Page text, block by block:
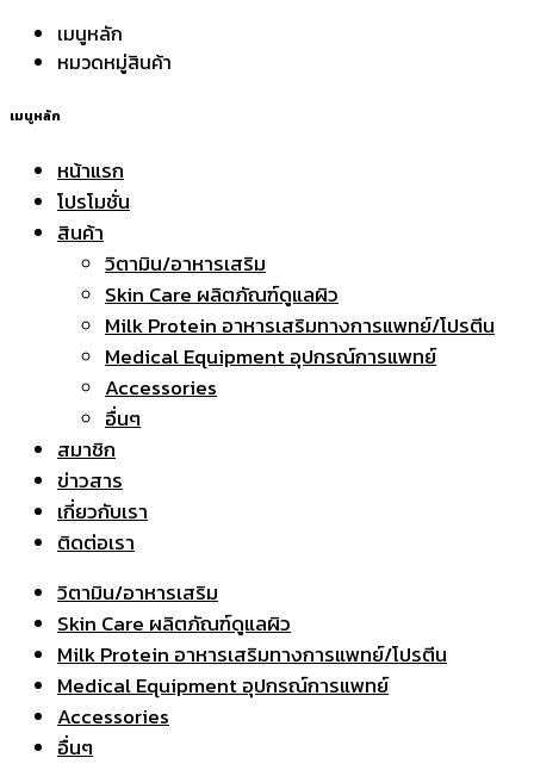
เมนูหลัก
หมวดหมู่สินค้า
เมนูหลัก
หน้าแรก
โปรโมชั่น
สินค้า
วิตามิน/อาหารเสริม
Skin Care ผลิตภัณฑ์ดูแลผิว
Milk Protein อาหารเสริมทางการแพทย์/โปรตีน
Medical Equipment อุปกรณ์การแพทย์
Accessories
อื่นๆ
สมาชิก
ข่าวสาร
เกี่ยวกับเรา
ติดต่อเรา
วิตามิน/อาหารเสริม
Skin Care ผลิตภัณฑ์ดูแลผิว
Milk Protein อาหารเสริมทางการแพทย์/โปรตีน
Medical Equipment อุปกรณ์การแพทย์
Accessories
อื่นๆ